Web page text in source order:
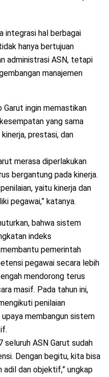
integrasi hal berbagai
hanya bertujuan
administrasi ASN, tetapi
manajemen
Garut ingin memastikan
yang sama
prestasi, dan
merasa diperlakukan
bergantung pada kinerja.
yaitu kinerja dan
pegawai,” katanya.
bahwa sistem
indeks
pemerintah
pegawai secara lebih
mendorong terus
masif. Pada tahun ini,
penilaian
membangun sistem
seluruh ASN Garut sudah
Dengan begitu, kita bisa
adil dan objektif,” ungkap